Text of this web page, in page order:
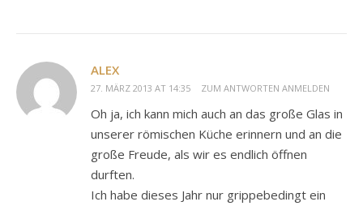
ALEX
27. MÄRZ 2013 AT 14:35 ZUM ANTWORTEN ANMELDEN
Oh ja, ich kann mich auch an das große Glas in
unserer römischen Küche erinnern und an die
große Freude, als wir es endlich öffnen
durften.
Ich habe dieses Jahr nur grippebedingt ein